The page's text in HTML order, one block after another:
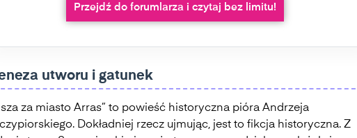
Przejdź do forumlarza i czytaj bez limitu!
utworu i gatunek
za miasto Arras” to powieść historyczna pióra Andrzeja
Dokładniej rzecz ujmując, jest to fikcja historyczna. Z